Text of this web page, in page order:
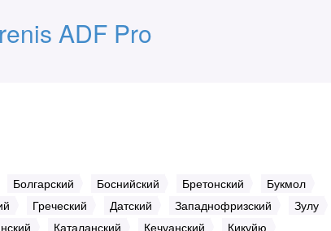
ADF Pro
Болгарский Боснийский Бретонский
Букмол
Греческий Датский Западнофризский
Зулу
Каталанский Кечуанский Кикуйю